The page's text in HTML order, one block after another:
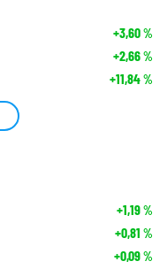
+3,60%
+2,66%
+11,84%
+1,19%
+0,81 %
+0,09%